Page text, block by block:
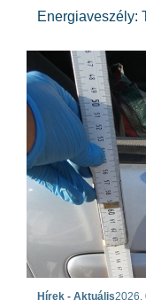
Energiaveszély:
Hírek - Aktuális2026.